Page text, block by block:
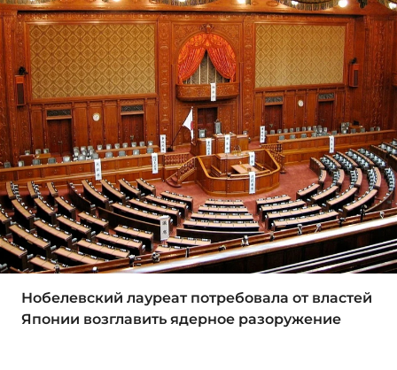
Нобелевский лауреат потребовала от властей
Японии возглавить ядерное разоружение